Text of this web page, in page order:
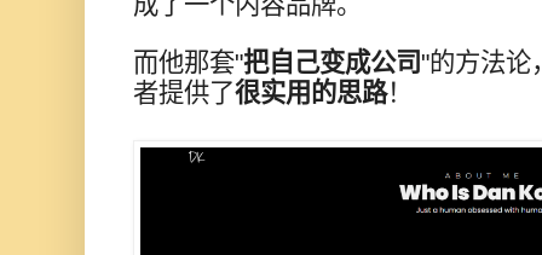
而他那套"把自己变成公司"的方法论
者提供了很实用的思路！